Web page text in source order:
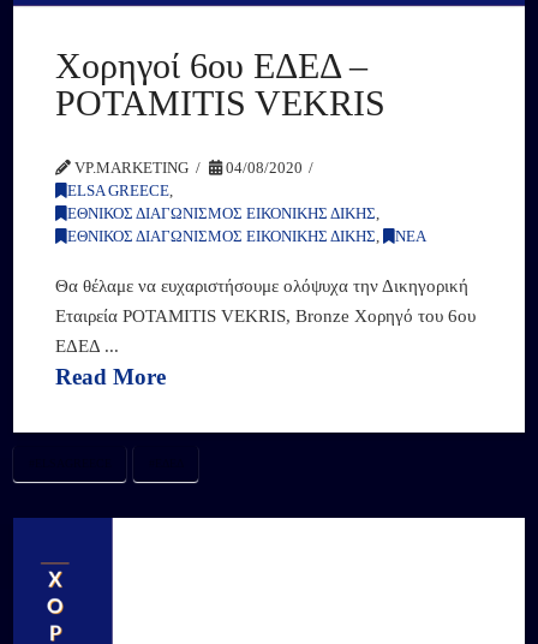
Χορηγοί 6ου ΕΔΕΔ –
POTAMITIS VEKRIS
VP.MARKETING
04/08/2020
ELSA GREECE
ΕΘΝΙΚΟΣ ΔΙΑΓΩΝΙΣΜΟΣ ΕΙΚΟΝΙΚΗΣ ΔΙΚΗΣ
ΕΘΝΙΚΟΣ ΔΙΑΓΩΝΙΣΜΟΣ ΕΙΚΟΝΙΚΗΣ ΔΙΚΗΣ
ΝΕΑ
Θα θέλαμε να ευχαριστήσουμε ολόψυχα την Δικηγορική
Εταιρεία POTAMITIS VEKRIS, Bronze Χορηγό του 6ου
ΕΔΕΔ ...
Read More